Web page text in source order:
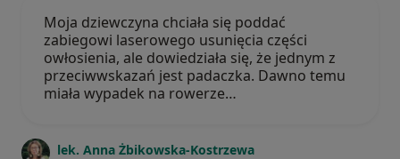
Moja dziewczyna chciała się poddać
zabiegowi laserowego usunięcia części
owłosienia, ale dowiedziała się, że jednym z
przeciwwskazań jest padaczka. Dawno temu
miała wypadek na rowerze…
lek. Anna Żbikowska-Kostrzewa